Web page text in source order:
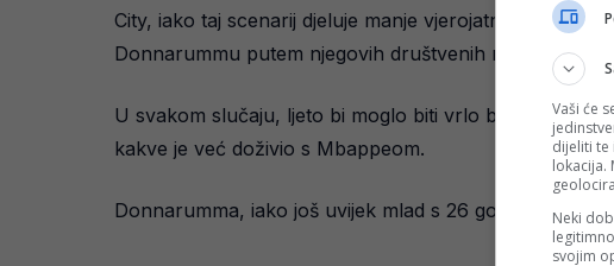
City, iako taj scenarij djeluje manje vjerojatno zbog
Donnarummu putem njegovih društvenih mreža.
U svakom slučaju, ljeto bi moglo biti vrlo burno za
kakve je već doživio s Mbappeom.
Donnarumma, iako još uvijek mlad s 26 godina,
Vaši će
dijeliti te
lokacija.
Neki
svojim